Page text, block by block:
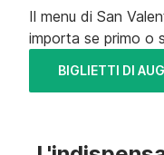
Il menu di San
importa se primo o
BIGLIETTI DI